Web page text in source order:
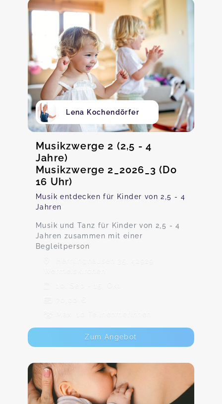
Lena Kochendörfer
Musikzwerge 2 (2,5 - 4
Jahre)
Musikzwerge 2_2026_3 (Do
16 Uhr)
Musik entdecken für Kinder von 2,5 - 4
Jahren
Musik und Tanz für Kinder von 2,5 - 4
Jahren zusammen mit einer
Begleitperson
Herrlinghausen 35, 42929
Wermelskirchen
10. Sep - 15. Okt
70,00 €
Max. 10 TeilnehmerInnen
Zum Angebot